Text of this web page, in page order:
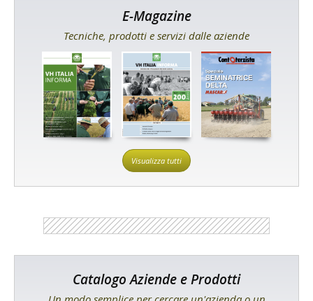
E-Magazine
Tecniche, prodotti e servizi dalle aziende
Visualizza tutti
Catalogo Aziende e Prodotti